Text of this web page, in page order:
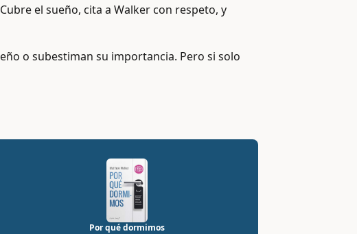
el sueño, cita a Walker con respeto, y
o subestiman su importancia. Pero si solo
Por qué dormimos